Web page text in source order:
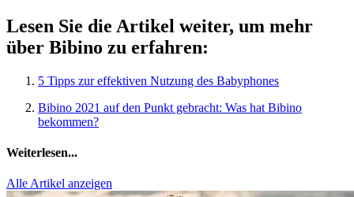
Lesen Sie die Artikel weiter, um mehr
über Bibino zu erfahren:
5 Tipps zur effektiven Nutzung des Babyphones
Bibino 2021 auf den Punkt gebracht: Was hat Bibino
bekommen?
Weiterlesen...
Alle Artikel anzeigen